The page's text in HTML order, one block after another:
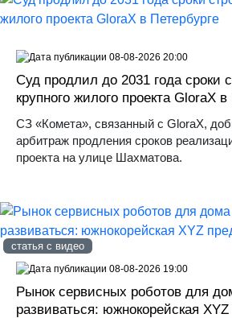
Суд продлил до 2031 года сроки
крупного жилого проекта GloraX в
СЗ «Комета», связанный с GloraX,
арбитраж продления сроков
проекта на улице Шахматова.
08-08-2026 20:00
статья с видео
Рынок сервисных роботов для
развиваться: южнокорейская
08-08-2026 19:00